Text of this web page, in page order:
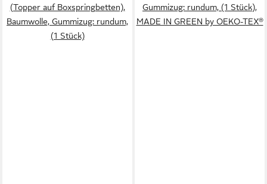
(Topper auf Boxspringbetten),
Baumwolle, Gummizug: rundum,
(1 Stück)
Gummizug: rundum, (1 Stück),
MADE IN GREEN by OEKO-TEX®